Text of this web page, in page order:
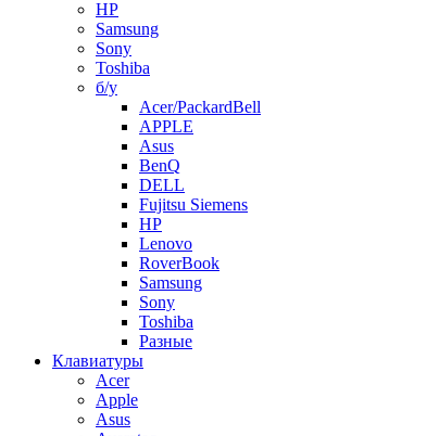
HP
Samsung
Sony
Toshiba
б/у
Acer/PackardBell
APPLE
Asus
BenQ
DELL
Fujitsu Siemens
HP
Lenovo
RoverBook
Samsung
Sony
Toshiba
Разные
Клавиатуры
Acer
Apple
Asus